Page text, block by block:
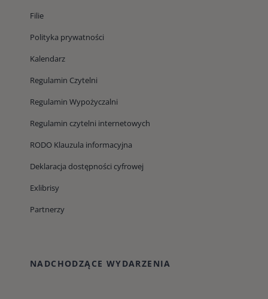
Filie
Polityka prywatności
Kalendarz
Regulamin Czytelni
Regulamin Wypożyczalni
Regulamin czytelni internetowych
RODO Klauzula informacyjna
Deklaracja dostępności cyfrowej
Exlibrisy
Partnerzy
NADCHODZĄCE WYDARZENIA